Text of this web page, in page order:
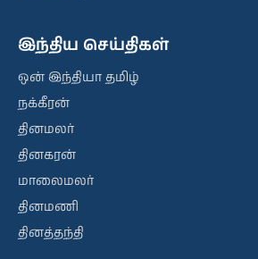
இந்திய செய்திகள்
ஒன் இந்தியா தமிழ்
நக்கீரன்
தினமலர்
தினகரன்
மாலைமலர்
தினமணி
தினத்தந்தி